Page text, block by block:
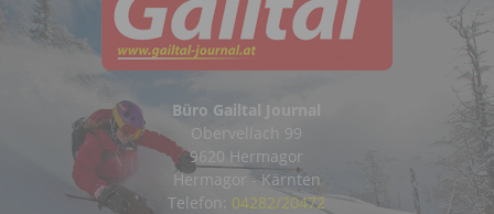
Büro Gailtal Journal
Obervellach 99
9620 Hermagor
Hermagor - Kärnten
Telefon: 04282/20472